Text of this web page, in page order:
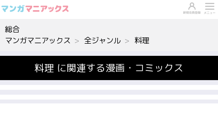
総合
マンガマニアックス
全ジャンル 料理
料理 に関連する漫画・コミックス